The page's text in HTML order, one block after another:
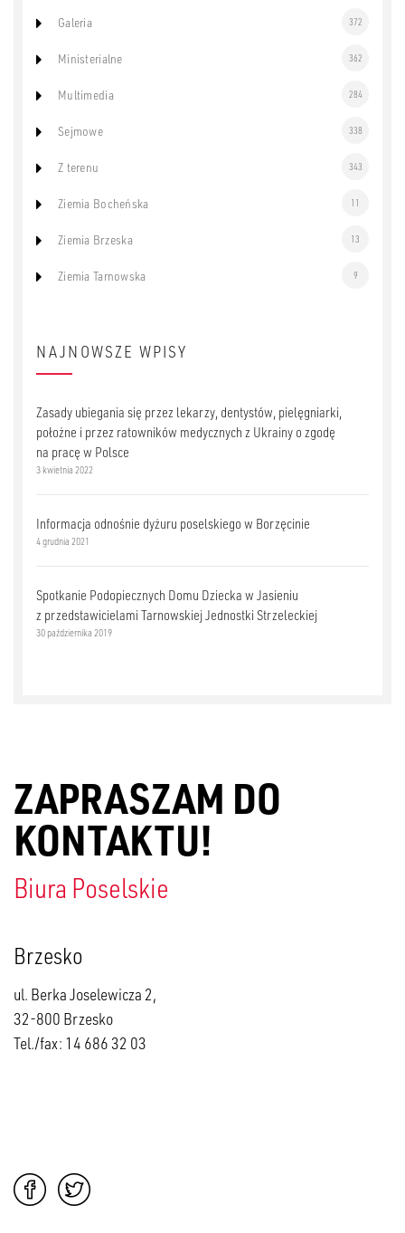
Galeria 372
Ministerialne 362
Multimedia 284
Sejmowe 338
Z terenu 343
Ziemia Bocheńska 11
Ziemia Brzeska 13
Ziemia Tarnowska 9
NAJNOWSZE WPISY
Zasady ubiegania się przez lekarzy, dentystów, pielęgniarki,
położne i przez ratowników medycznych z Ukrainy o zgodę
na pracę w Polsce
3 kwietnia 2022
Informacja odnośnie dyżuru poselskiego w Borzęcinie
4 grudnia 2021
Spotkanie Podopiecznych Domu Dziecka w Jasieniu
z przedstawicielami Tarnowskiej Jednostki Strzeleckiej
30 października 2019
ZAPRASZAM DO
KONTAKTU!
Biura Poselskie
Brzesko
ul. Berka Joselewicza 2,
32-800 Brzesko
Tel./fax: 14 686 32 03